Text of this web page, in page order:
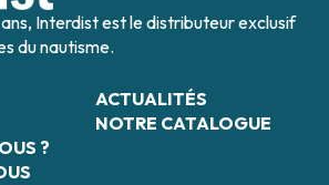
Interdist est le distributeur exclusif
du nautisme.
?
ACTUALITÉS
NOTRE CATALOGUE